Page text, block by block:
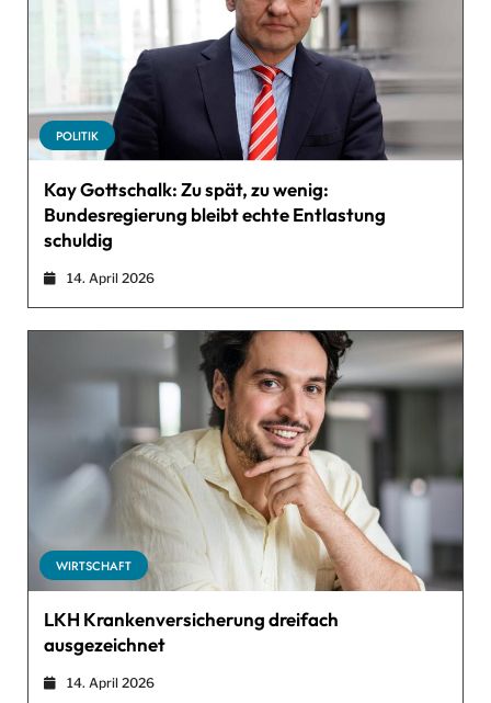
POLITIK
Kay Gottschalk: Zu spät, zu wenig:
Bundesregierung bleibt echte Entlastung
schuldig
14. April 2026
WIRTSCHAFT
LKH Krankenversicherung dreifach
ausgezeichnet
14. April 2026